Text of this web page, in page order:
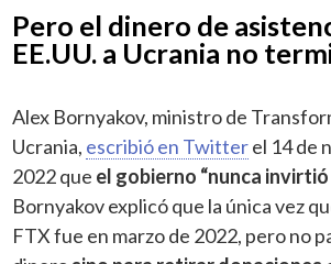
Pero el dinero de
EE.UU. a Ucrania no
Alex Bornyakov, ministro de
Ucrania, escribió en Twitterel 14 de
2022 que el gobierno “nunca
Bornyakov explicó que la única vez
FTX fue en marzo de 2022, pero no